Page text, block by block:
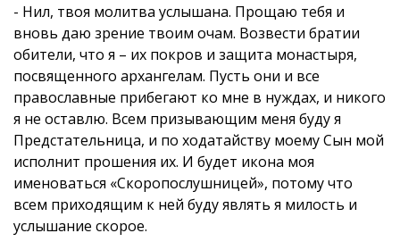
- Нил, твоя молитва услышана. Прощаю тебя и
вновь даю зрение твоим очам. Возвести братии
обители, что я – их покров и защита монастыря,
посвященного архангелам. Пусть они и все
православные прибегают ко мне в нуждах, и никого
я не оставлю. Всем призывающим меня буду я
Предстательница, и по ходатайству моему Сын мой
исполнит прошения их. И будет икона моя
именоваться «Скоропослушницей», потому что
всем приходящим к ней буду являть я милость и
услышание скорое.